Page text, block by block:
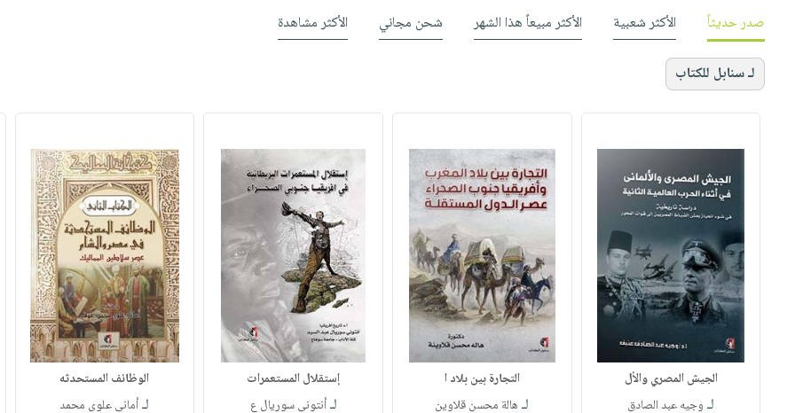
صدر حديثاً الأكثر شعبية الأكثر مبيعاً هذا الشهر شحن مجاني الأكثر مشاهدة
لـ سنابل للكتاب
الجيش المصري والأل
لـ وجيه عبد الصادق
التجارة بين بلاد ا
لـ هالة محسن قلاوين
إستقلال المستعمرات
لـأنتوني سوريال ع
الوظائف المستحدثه
لـأماني علوي محمد